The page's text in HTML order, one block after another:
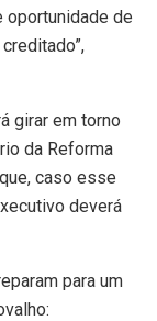
oportunidade de
girar em torno
da Reforma
caso esse
deverá
para um